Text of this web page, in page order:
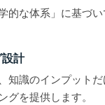
な体系」に基づい
計
知識のインプットだ
を提供します。